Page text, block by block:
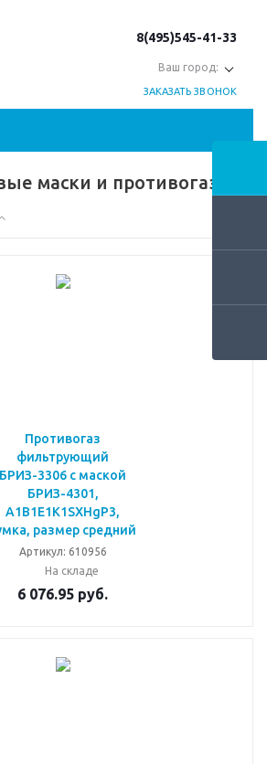
8(495)545-41-33
Ваш город:
ЗАКАЗАТЬ ЗВОНОК
маски и противогазы
Противогаз
фильтрующий
БРИЗ-3306 с маской
БРИЗ-4301,
A1B1E1K1SXHgP3,
размер средний
Артикул: 610956
На складе
6 076.95 руб.